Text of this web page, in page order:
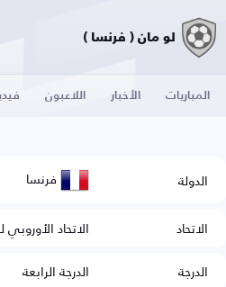
لو مان ( فرنسا )
المباريات الأخبار اللاعبون
الدولة فرنسا
الاتحاد
الاتحاد الأوروبي
الدرجة
الدرجة الرابعة